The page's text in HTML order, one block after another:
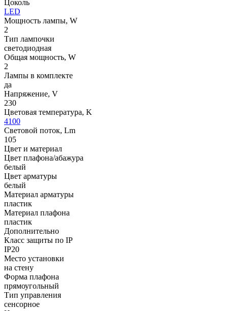
Цоколь
LED
Мощность лампы, W
2
Тип лампочки
светодиодная
Общая мощность, W
2
Лампы в комплекте
да
Напряжение, V
230
Цветовая температура, K
4100
Световой поток, Lm
105
Цвет и материал
Цвет плафона/абажура
белый
Цвет арматуры
белый
Материал арматуры
пластик
Материал плафона
пластик
Дополнительно
Класс защиты по IP
IP20
Место установки
на стену
Форма плафона
прямоугольный
Тип управления
сенсорное